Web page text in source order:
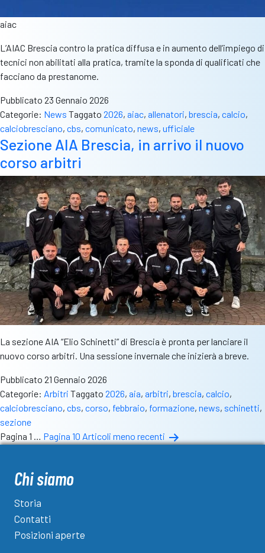
aiac
L’AIAC Brescia contro la pratica diffusa e in aumento dell’impiego di
tecnici non abilitati alla pratica, tramite la sponda di qualificati che
facciano da prestanome.
Pubblicato 23 Gennaio 2026
Categorie: News Taggato 2026, aiac, allenatori, brescia, calcio,
calciobresciano, cbs, comunicato, news, ufficiale
Sezione AIA Brescia, in arrivo il nuovo
corso arbitri
La sezione AIA “Elio Schinetti” di Brescia è pronta per lanciare il
nuovo corso arbitri. Una sessione invernale che inizierà a breve.
Pubblicato 21 Gennaio 2026
Categorie: Arbitri Taggato 2026, aia, arbitri, brescia, calcio,
calciobresciano, cbs, corso, febbraio, formazione, news, schinetti,
sezione
Paginazione
articoli
Pagina 1 … Pagina 10 Articoli meno recenti
Chi siamo
Storia
Contatti
Posizioni aperte